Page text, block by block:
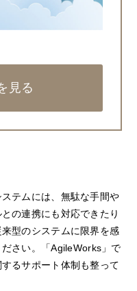
見る
テムには、無駄な手間や
の連携にも対応できたり
型のシステムに限界を感
さい。「AgileWorks」で
るサポート体制も整って